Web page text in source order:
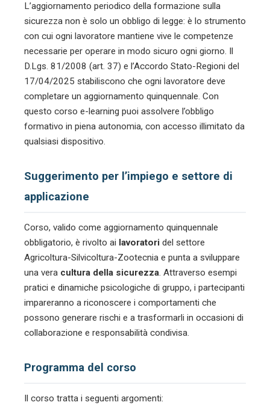
L’aggiornamento periodico della formazione sulla
sicurezza non è solo un obbligo di legge: è lo strumento
con cui ogni lavoratore mantiene vive le competenze
necessarie per operare in modo sicuro ogni giorno. Il
D.Lgs. 81/2008 (art. 37) e l’Accordo Stato-Regioni del
17/04/2025 stabiliscono che ogni lavoratore deve
completare un aggiornamento quinquennale. Con
questo corso e-learning puoi assolvere l’obbligo
formativo in piena autonomia, con accesso illimitato da
qualsiasi dispositivo.
Suggerimento per l’impiego e settore di
applicazione
Corso, valido come aggiornamento quinquennale
obbligatorio, è rivolto ai lavoratori del settore
Agricoltura-Silvicoltura-Zootecnia e punta a sviluppare
una vera cultura della sicurezza. Attraverso esempi
pratici e dinamiche psicologiche di gruppo, i partecipanti
impareranno a riconoscere i comportamenti che
possono generare rischi e a trasformarli in occasioni di
collaborazione e responsabilità condivisa.
Programma del corso
Il corso tratta i seguenti argomenti: